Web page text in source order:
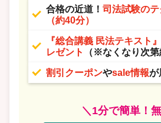
合格の近道！ 司法試験の
（約40分）
『総合講義 民法テキスト
レゼント
（※なくなり次第
割引クーポンやsale情報が
＼1分で簡単！